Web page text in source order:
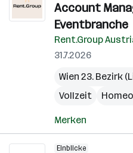
Account
Eventbranche
Rent.Group
31.7.2026
Wien 23. Bezirk
Vollzeit
Merken
Einblicke